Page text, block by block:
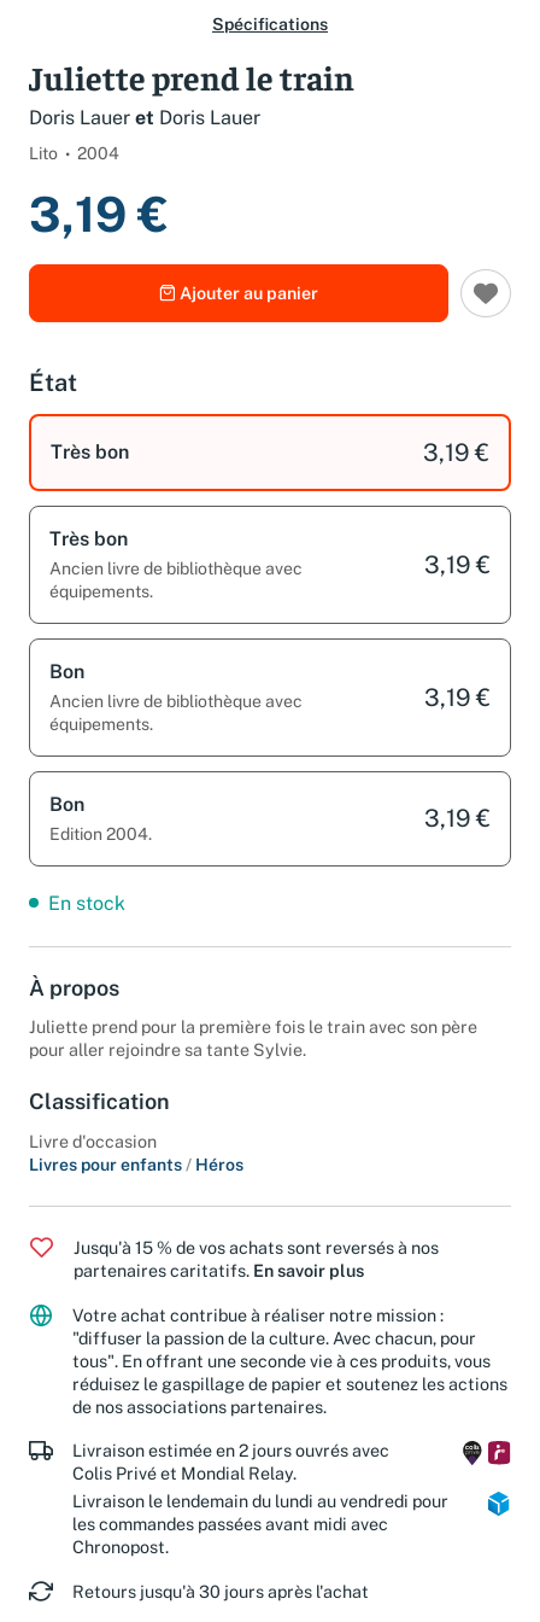
Spécifications
Juliette prend le train
Doris Lauer et Doris Lauer
Lito 2004
3,19 €
Ajouter au panier
État
Très bon 3,19 €
Très bon
Ancien livre de bibliothèque avec
équipements.
3,19 €
Bon
Ancien livre de bibliothèque avec
équipements.
3,19 €
Bon
Edition 2004.
3,19 €
En stock
À propos
Juliette prend pour la première fois le train avec son père
pour aller rejoindre sa tante Sylvie.
Classification
Livre d'occasion
Livres pour enfants / Héros
Jusqu'à 15 % de vos achats sont reversés à nos
partenaires caritatifs. En savoir plus
Votre achat contribue à réaliser notre mission :
"diffuser la passion de la culture. Avec chacun, pour
tous". En offrant une seconde vie à ces produits, vous
réduisez le gaspillage de papier et soutenez les actions
de nos associations partenaires.
Livraison estimée en 2 jours ouvrés avec
Colis Privé et Mondial Relay.
Livraison le lendemain du lundi au vendredi pour
les commandes passées avant midi avec
Chronopost.
Retours jusqu'à 30 jours après l'achat